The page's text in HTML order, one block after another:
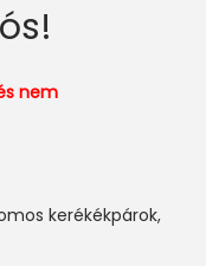
nem
kerékékpárok,